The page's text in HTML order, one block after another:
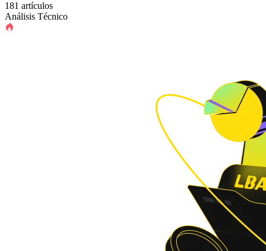
181 artículos
Análisis Técnico